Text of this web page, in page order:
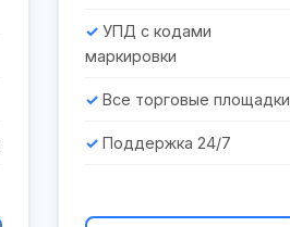
УПД с кодами
маркировки
Все торговые площадки
Поддержка 24/7